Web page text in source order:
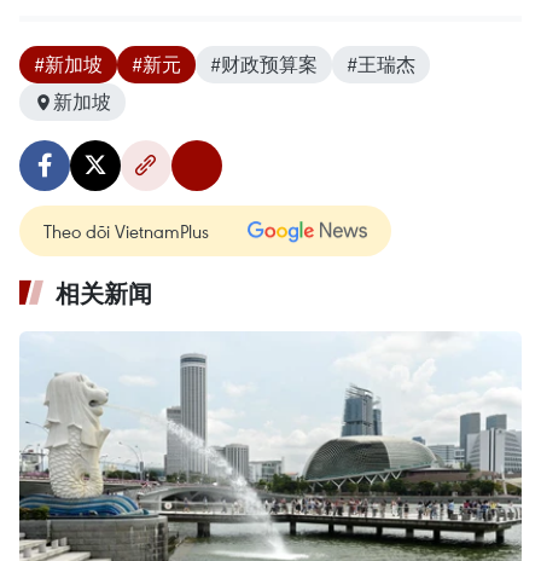
#新加坡 #新元 #财政预算案
#王瑞杰
新加坡
Theo dõi VietnamPlus
相关新闻